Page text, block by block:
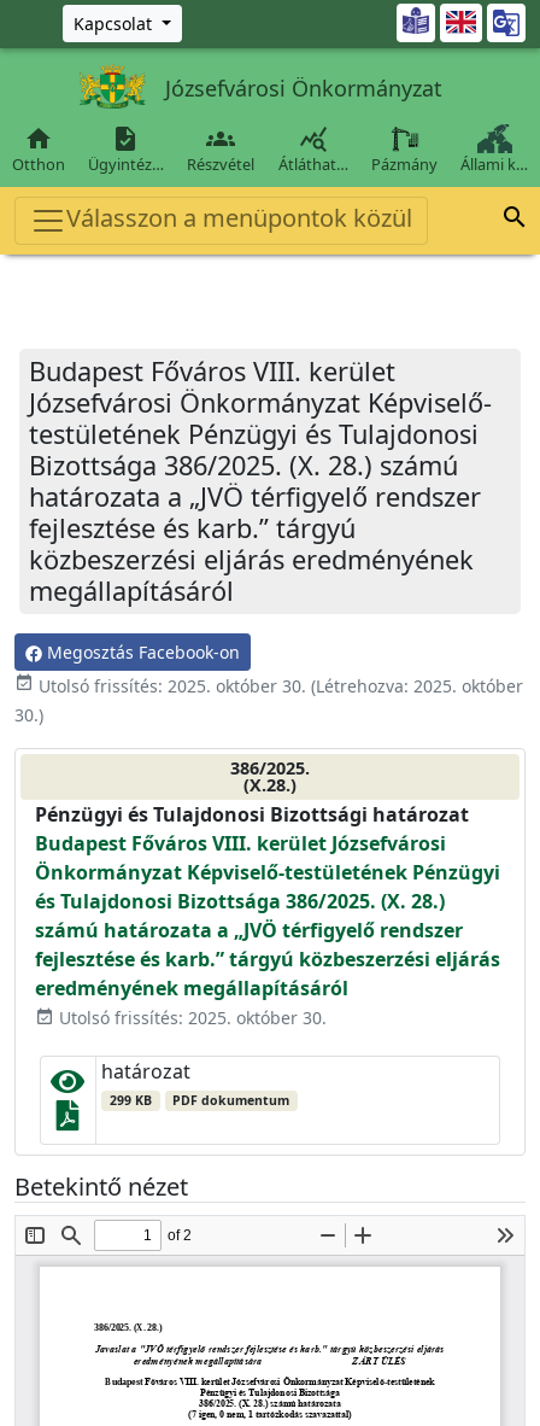
Ugrás a fő tartalomra
Kapcsolat 
Józsefvárosi Önkormányzat

Otthon

Ügyintéz…

Részvétel

Átláthat… Pázmány Állami k…
Válasszon a menüpontok közül 
Budapest Főváros VIII. kerület
Józsefvárosi Önkormányzat Képviselő-
testületének Pénzügyi és Tulajdonosi
Bizottsága 386/2025. (X. 28.) számú
határozata a „JVÖ térfigyelő rendszer
fejlesztése és karb.” tárgyú
közbeszerzési eljárás eredményének
megállapításáról
Megosztás Facebook-on
event_available Utolsó frissítés: 2025. október 30. (Létrehozva: 2025. október
30.)
386/2025.
(X.28.)
Pénzügyi és Tulajdonosi Bizottsági határozat
Budapest Főváros VIII. kerület Józsefvárosi
Önkormányzat Képviselő-testületének Pénzügyi
és Tulajdonosi Bizottsága 386/2025. (X. 28.)
számú határozata a „JVÖ térfigyelő rendszer
fejlesztése és karb.” tárgyú közbeszerzési eljárás
eredményének megállapításáról
event_available Utolsó frissítés: 2025. október 30.
határozat
299 KB PDF dokumentum
Betekintő nézet